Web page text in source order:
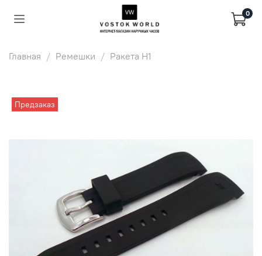
0
Главная Ремешки Ракета Н1
Предзаказ